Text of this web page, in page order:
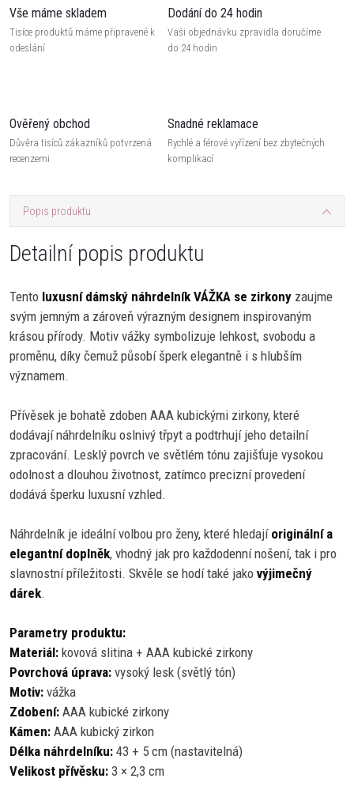
Vše máme skladem
Tisíce produktů máme připravené k
odeslání
Dodání do 24 hodin
Vaši objednávku zpravidla doručíme
do 24 hodin
Ověřený obchod
Důvěra tisíců zákazníků potvrzená
recenzemi
Snadné reklamace
Rychlé a férové vyřízení bez zbytečných
komplikací
Popis produktu
Detailní popis produktu
Tento luxusní dámský náhrdelník VÁŽKA se zirkony zaujme
svým jemným a zároveň výrazným designem inspirovaným
krásou přírody. Motiv vážky symbolizuje lehkost, svobodu a
proměnu, díky čemuž působí šperk elegantně i s hlubším
významem.
Přívěsek je bohatě zdoben AAA kubickými zirkony, které
dodávají náhrdelníku oslnivý třpyt a podtrhují jeho detailní
zpracování. Lesklý povrch ve světlém tónu zajišťuje vysokou
odolnost a dlouhou životnost, zatímco precizní provedení
dodává šperku luxusní vzhled.
Náhrdelník je ideální volbou pro ženy, které hledají originální a
elegantní doplněk, vhodný jak pro každodenní nošení, tak i pro
slavnostní příležitosti. Skvěle se hodí také jako výjimečný
dárek.
Parametry produktu:
Materiál: kovová slitina + AAA kubické zirkony
Povrchová úprava: vysoký lesk (světlý tón)
Motiv: vážka
Zdobení: AAA kubické zirkony
Kámen: AAA kubický zirkon
Délka náhrdelníku: 43 + 5 cm (nastavitelná)
Velikost přívěsku: 3 × 2,3 cm